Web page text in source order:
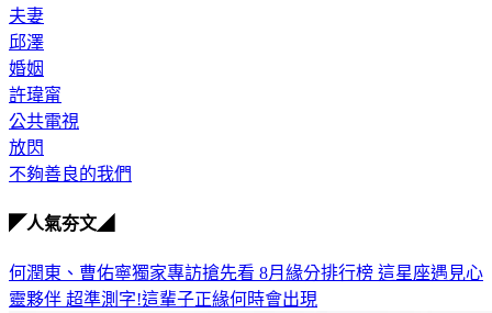
夫妻
邱澤
婚姻
許瑋甯
公共電視
放閃
不夠善良的我們
◤人氣夯文◢
何潤東、曹佑寧獨家專訪搶先看 8月緣分排行榜 這星座遇見心
靈夥伴 超準測字!這輩子正緣何時會出現